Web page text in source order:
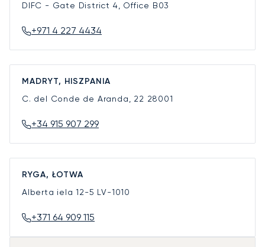
DIFC - Gate District 4, Office B03
+971 4 227 4434
MADRYT, HISZPANIA
C. del Conde de Aranda, 22 28001
+34 915 907 299
RYGA, ŁOTWA
Alberta iela 12-5 LV-1010
+371 64 909 115